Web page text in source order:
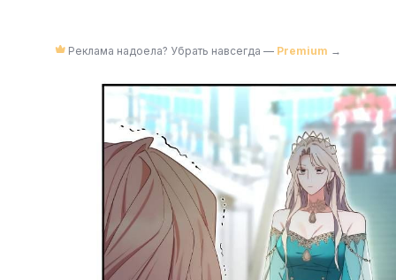
Реклама надоела? Убрать навсегда — Premium →